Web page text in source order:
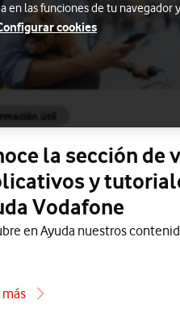
útil
la sección de
y
Vodafone
en Ayuda nuestros
más
de Conoce la sección de
las funciones de tu navegador
cookies